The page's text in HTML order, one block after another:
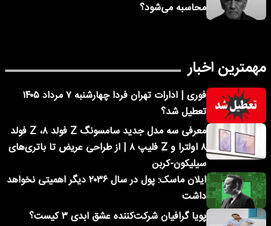
محاسبه می‌شود؟
مهمترین اخبار
فوری | ادارات تهران فردا چهارشنبه ۷ مرداد ۱۴۰۵
تعطیل شد؟
معرفی سه مدل جدید سامسونگ Z فولد ۸، Z فولد
۸ اولترا و Z فلیپ ۸ | از طراحی عریض تا باتری‌های
سیلیکون-کربن
ایلان ماسک: پول در سال ۲۰۳۶ دیگر اهمیتی نخواهد
داشت
پویا گرافیان شرکت‌کننده عشق ابدی ۳ کیست؟